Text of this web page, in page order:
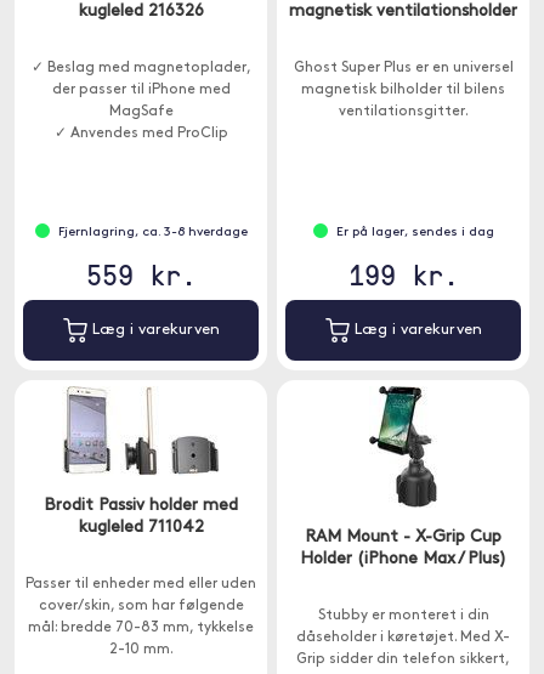
kugleled 216326
✓ Beslag med magnetoplader,
der passer til iPhone med
MagSafe
✓ Anvendes med ProClip
Fjernlagring, ca. 3-8 hverdage
559 kr.
Læg i varekurven
magnetisk ventilationsholder
Ghost Super Plus er en universel
magnetisk bilholder til bilens
ventilationsgitter.
Er på lager, sendes i dag
199 kr.
Læg i varekurven
Brodit Passiv holder med
kugleled 711042
Passer til enheder med eller uden
cover/skin, som har følgende
mål: bredde 70-83 mm, tykkelse
2-10 mm.
RAM Mount - X-Grip Cup
Holder (iPhone Max / Plus)
Stubby er monteret i din
dåseholder i køretøjet. Med X-
Grip sidder din telefon sikkert,